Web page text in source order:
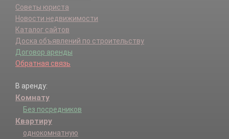
Советы юриста
Новости недвижимости
Каталог сайтов
Доска объявлений по строительству
Договор аренды
Обратная связь
В аренду:
Комнату
Без посредников
Квартиру
однокомнатную